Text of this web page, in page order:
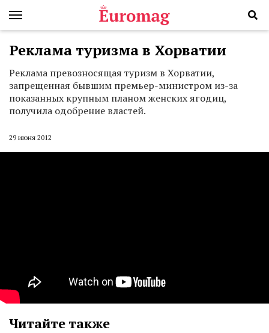
Реклама туризма в Хорватии
Реклама превозносящая туризм в Хорватии,
запрещенная бывшим премьер-министром из-за
показанных крупным планом женских ягодиц,
получила одобрение властей.
29 июня 2012
Читайте также